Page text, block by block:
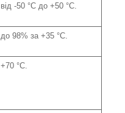
від -50 °C до +50 °C.
до 98% за +35 °C.
+70 °С.